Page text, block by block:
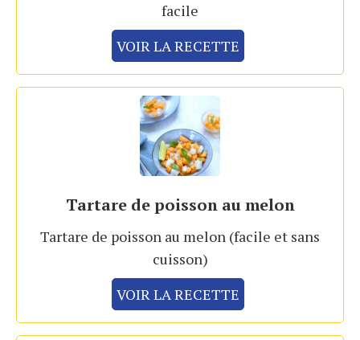
facile
VOIR LA RECETTE
Tartare de poisson au melon
Tartare de poisson au melon (facile et sans
cuisson)
VOIR LA RECETTE